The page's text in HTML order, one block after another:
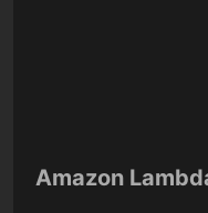
Amazon